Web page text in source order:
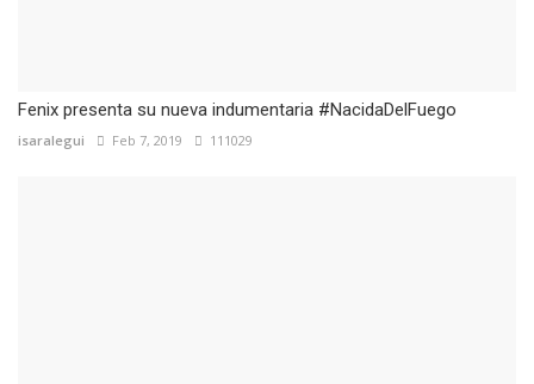
Fenix presenta su nueva indumentaria #NacidaDelFuego
isaralegui Feb 7, 2019 111029